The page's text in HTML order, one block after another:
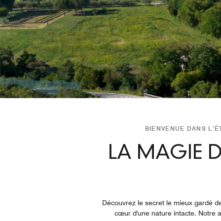
BIENVENUE DANS
LA MAGIE
Découvrez le secret le mieux gardé
cœur d'une nature intacte. Notre